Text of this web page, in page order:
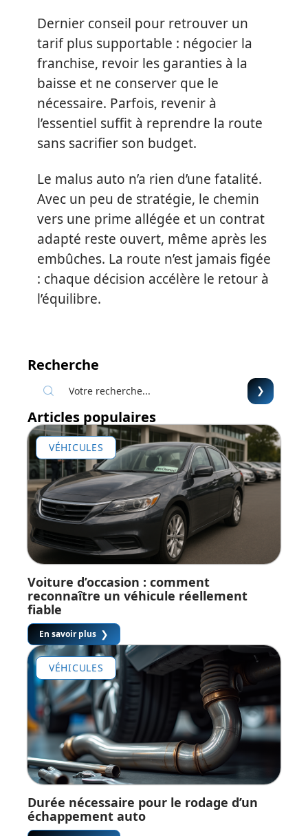
Dernier conseil pour retrouver un
tarif plus supportable : négocier la
franchise, revoir les garanties à la
baisse et ne conserver que le
nécessaire. Parfois, revenir à
l’essentiel suffit à reprendre la route
sans sacrifier son budget.
Le malus auto n’a rien d’une fatalité.
Avec un peu de stratégie, le chemin
vers une prime allégée et un contrat
adapté reste ouvert, même après les
embûches. La route n’est jamais figée
: chaque décision accélère le retour à
l’équilibre.
Recherche
Articles populaires
VÉHICULES
Voiture d’occasion : comment
reconnaître un véhicule réellement
fiable
En savoir plus
VÉHICULES
Durée nécessaire pour le rodage d’un
échappement auto